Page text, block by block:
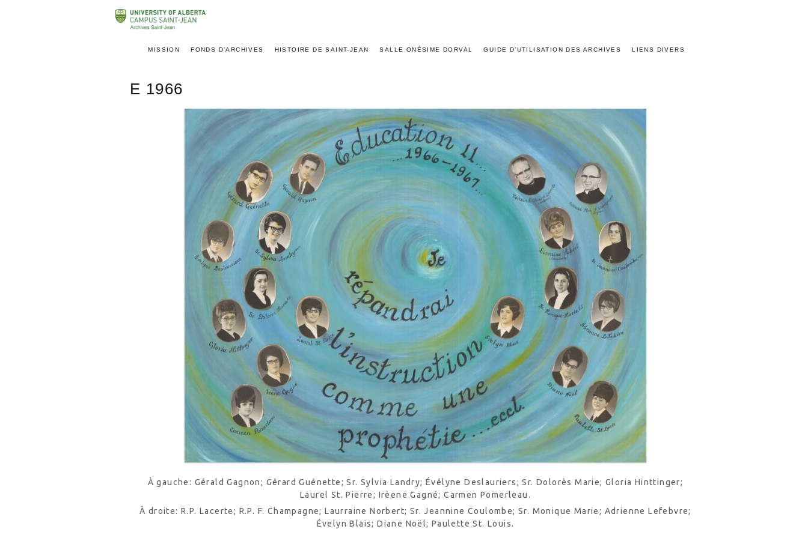
MISSION FONDS D’ARCHIVES HISTOIRE DE SAINT-JEAN SALLE ONÉSIME DORVAL GUIDE D’UTILISATION DES ARCHIVES LIENS DIVERS
E 1966
À gauche: Gérald Gagnon; Gérard Guénette; Sr. Sylvia Landry; Évélyne Deslauriers; Sr. Dolorès Marie; Gloria Hinttinger;
Laurel St. Pierre; Irèene Gagné; Carmen Pomerleau.
À droite: R.P. Lacerte; R.P. F. Champagne; Laurraine Norbert; Sr. Jeannine Coulombe; Sr. Monique Marie; Adrienne Lefebvre;
Évelyn Blais; Diane Noël; Paulette St. Louis.